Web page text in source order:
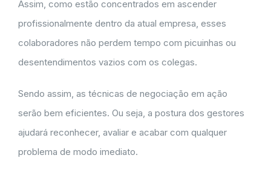
Assim, como estão concentrados em ascender
profissionalmente dentro da atual empresa, esses
colaboradores não perdem tempo com picuinhas ou
desentendimentos vazios com os colegas.
Sendo assim, as técnicas de negociação em ação
serão bem eficientes. Ou seja, a postura dos gestores
ajudará reconhecer, avaliar e acabar com qualquer
problema de modo imediato.